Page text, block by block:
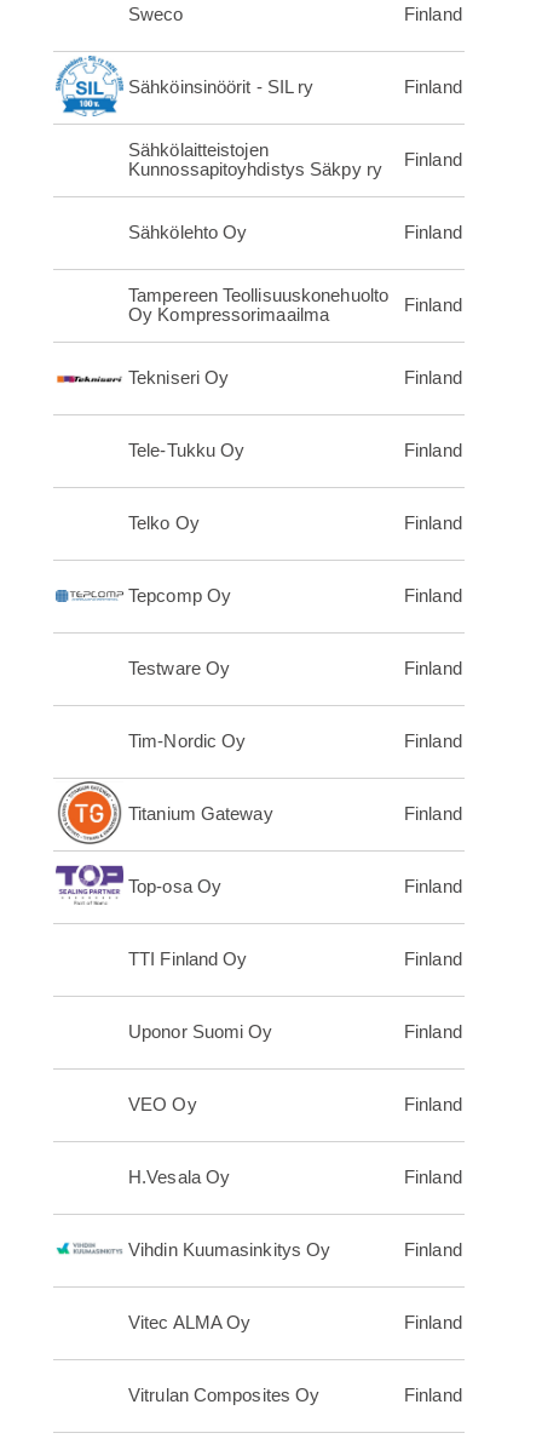
Sweco Finland
Sähköinsinöörit - SIL ry Finland
Sähkölaitteistojen
Kunnossapitoyhdistys Säkpy ry
Finland
Sähkölehto Oy Finland
Tampereen Teollisuuskonehuolto
Oy Kompressorimaailma
Finland
Tekniseri Oy Finland
Tele-Tukku Oy Finland
Telko Oy Finland
Tepcomp Oy Finland
Testware Oy Finland
Tim-Nordic Oy Finland
Titanium Gateway Finland
Top-osa Oy Finland
TTI Finland Oy Finland
Uponor Suomi Oy Finland
VEO Oy Finland
H.Vesala Oy Finland
Vihdin Kuumasinkitys Oy Finland
Vitec ALMA Oy Finland
Vitrulan Composites Oy Finland